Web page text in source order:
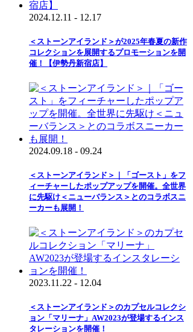
2024.12.11 - 12.17
＜ストーンアイランド＞が2025年春夏の新作
コレクションを展開するプロモーションを開
催！【伊勢丹新宿店】
2024.09.18 - 09.24
＜ストーンアイランド＞｜「ゴースト」をフ
ィーチャーしたポップアップを開催。全世界
に先駆け＜ニューバランス＞とのコラボスニ
ーカーも展開！
2023.11.22 - 12.04
＜ストーンアイランド＞のカプセルコレクシ
ョン「マリーナ」AW2023が登場するインス
タレーションを開催！